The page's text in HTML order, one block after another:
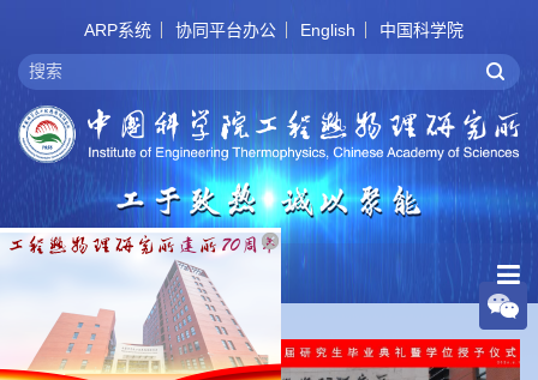
ARP系统 协同平台办公 English 中国科学院